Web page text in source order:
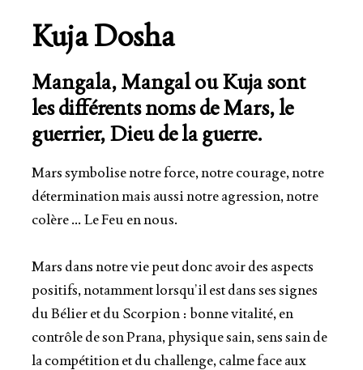
Kuja Dosha
Mangala, Mangal ou Kuja sont
les différents noms de Mars, le
guerrier, Dieu de la guerre.
Mars symbolise notre force, notre courage, notre
détermination mais aussi notre agression, notre
colère … Le Feu en nous.
Mars dans notre vie peut donc avoir des aspects
positifs, notamment lorsqu’il est dans ses signes
du Bélier et du Scorpion : bonne vitalité, en
contrôle de son Prana, physique sain, sens sain de
la compétition et du challenge, calme face aux